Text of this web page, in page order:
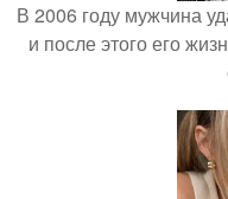
В 2006 году мужчина
и после этого его